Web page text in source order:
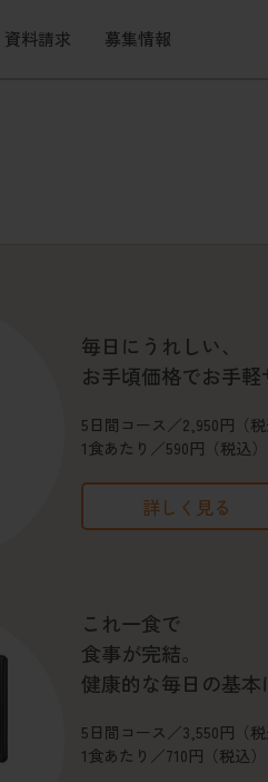
資料請求 募集情報
毎日にうれしい、
お手頃価格でお手軽
5日間コース／2,950円（税
1食あたり／590円（税込）
詳しく見る
これ一食で
食事が完結。
健康的な毎日の基本
5日間コース／3,550円（税
1食あたり／710円（税込）